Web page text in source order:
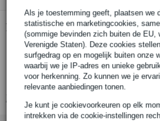
Als je toestemming geeft, plaatsen we
statistische en marketingcookies,
(sommige bevinden zich buiten de EU,
Verenigde Staten). Deze cookies
surfgedrag op en mogelijk buiten onze
waarbij we je IP-adres en unieke
voor herkenning. Zo kunnen we je
relevante aanbiedingen tonen.
Je kunt je cookievoorkeuren op elk
intrekken via de cookie-instellingen
Productinformatie
line-out kabel
geschikt voor de Sennheiser EK 500 /
connector: 3-pins XLR (mannelijk),